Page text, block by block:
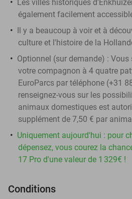
Les villes historiques
également facilement
Il y a beaucoup à voir et à
culture et l'histoire de la
Optionnel (sur demande) :
votre compagnon à 4 quatre
EuroParcs par téléphone (+31
renseignez-vous sur les
animaux domestiques est
supplément de 7,50 € par
Uniquement aujourd'hui : pour
dépensez, vous courez la
17 Pro d'une valeur de 1 329€ !
Conditions